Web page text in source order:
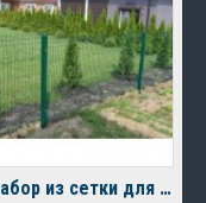
*3Д забор из сетки для дачного дома